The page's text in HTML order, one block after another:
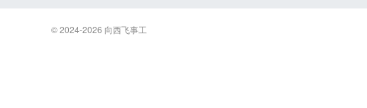
© 2024-2026 向西飞事工